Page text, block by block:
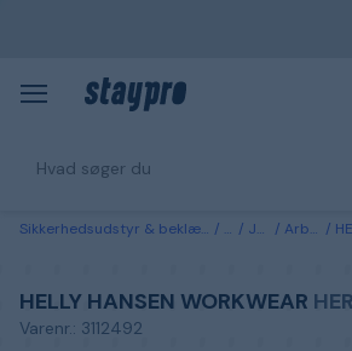
Sikkerhedsudstyr & beklædning Tøj Jakker Arbejdsjakker
HELLY HANSEN WORKWEAR
Varenr.: 3112492